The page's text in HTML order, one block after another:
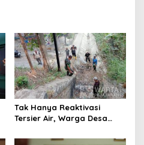
Tak Hanya Reaktivasi
Tersier Air, Warga Desa
Alternatif di Padalarang